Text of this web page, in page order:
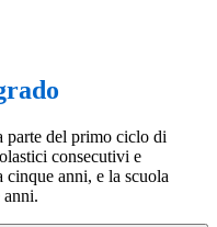
parte del primo ciclo di
consecutivi e
anni, e la scuola
anni.